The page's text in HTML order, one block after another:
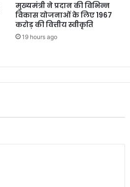
मुख्यमंत्री ने प्रदान की विभिन्न
विकास योजनाओं के लिए 1967
करोड़ की वित्तीय स्वीकृति
19 hours ago